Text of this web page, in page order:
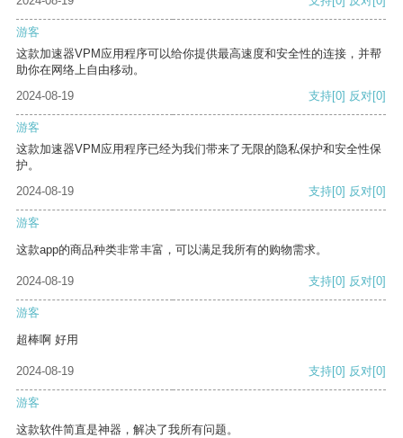
游客
这款加速器VPM应用程序可以给你提供最高速度和安全性的连接，并帮
助你在网络上自由移动。
2024-08-19
支持[0] 反对[0]
游客
这款加速器VPM应用程序已经为我们带来了无限的隐私保护和安全性保
护。
2024-08-19
支持[0] 反对[0]
游客
这款app的商品种类非常丰富，可以满足我所有的购物需求。
2024-08-19 支持[0] 反对[0]
游客
超棒啊 好用
2024-08-19 支持[0] 反对[0]
游客
这款软件简直是神器，解决了我所有问题。